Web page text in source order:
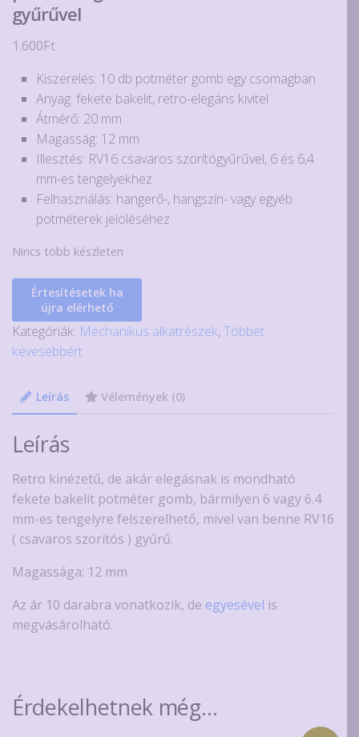
gyűrűvel
1.600Ft
Kiszerelés: 10 db potméter gomb egy csomagban
Anyag: fekete bakelit, retro-elegáns kivitel
Átmérő: 20 mm
Magasság: 12 mm
Illesztés: RV16 csavaros szorítógyűrűvel, 6 és 6,4
mm-es tengelyekhez
Felhasználás: hangerő-, hangszín- vagy egyéb
potméterek jelöléséhez
Nincs több készleten
Értesítésetek ha
újra elérhető
Kategóriák: Mechanikus alkatrészek,Többet
kevesebbért
Leírás Vélemények (0)
Leírás
Retro kinézetű, de akár elegásnak is mondható
fekete bakelit potméter gomb, bármilyen 6 vagy 6.4
mm-es tengelyre felszerelhető, mivel van benne RV16
( csavaros szorítós ) gyűrű.
Magassága: 12 mm
Az ár 10 darabra vonatkozik, de egyesével is
megvásárolható.
Érdekelhetnek még…